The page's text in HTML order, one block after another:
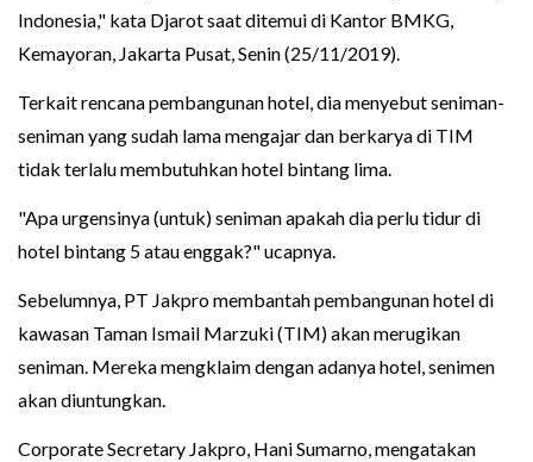
Indonesia," kata Djarot saat ditemui di Kantor BMKG,
Kemayoran, Jakarta Pusat, Senin (25/11/2019).
Terkait rencana pembangunan hotel, dia menyebut seniman-
seniman yang sudah lama mengajar dan berkarya di TIM
tidak terlalu membutuhkan hotel bintang lima.
"Apa urgensinya (untuk) seniman apakah dia perlu tidur di
hotel bintang 5 atau enggak?" ucapnya.
Sebelumnya, PT Jakpro membantah pembangunan hotel di
kawasan Taman Ismail Marzuki (TIM) akan merugikan
seniman. Mereka mengklaim dengan adanya hotel, senimen
akan diuntungkan.
Corporate Secretary Jakpro, Hani Sumarno, mengatakan